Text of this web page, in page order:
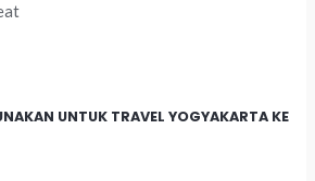
UNTUK TRAVEL YOGYAKARTA KE